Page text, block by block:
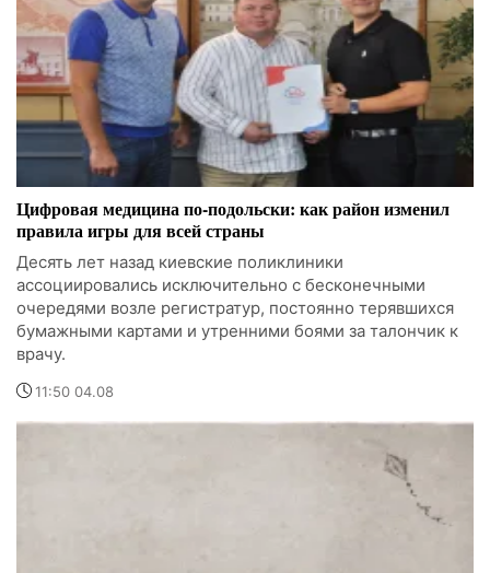
Цифровая медицина по-подольски: как район изменил
правила игры для всей страны
Десять лет назад киевские поликлиники
ассоциировались исключительно с бесконечными
очередями возле регистратур, постоянно терявшихся
бумажными картами и утренними боями за талончик к
врачу.
11:50 04.08